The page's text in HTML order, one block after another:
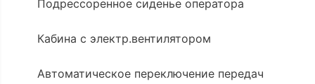
Подрессоренное сиденье оператора
Кабина с электр.вентилятором
Автоматическое переключение передач